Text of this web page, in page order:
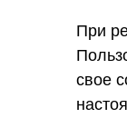
При
свое